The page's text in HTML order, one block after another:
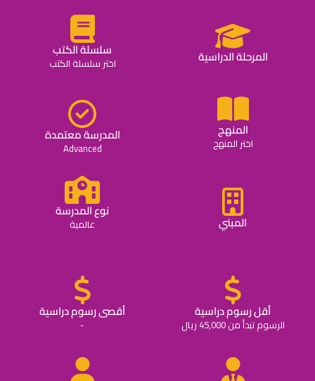
المرحلة الدراسية سلسلة الكتب
اختر سلسلة الكتب
المنهج
اختر المنهج المدرسة معتمدة
Advanced
المبني
نوع المدرسة
عالمية
أقل رسوم دراسية
الرسوم تبدأ من 45,000 ريال
أقصى رسوم دراسية
-